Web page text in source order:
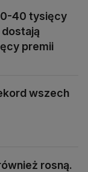
40 tysięcy
premii
wszech
rosną.